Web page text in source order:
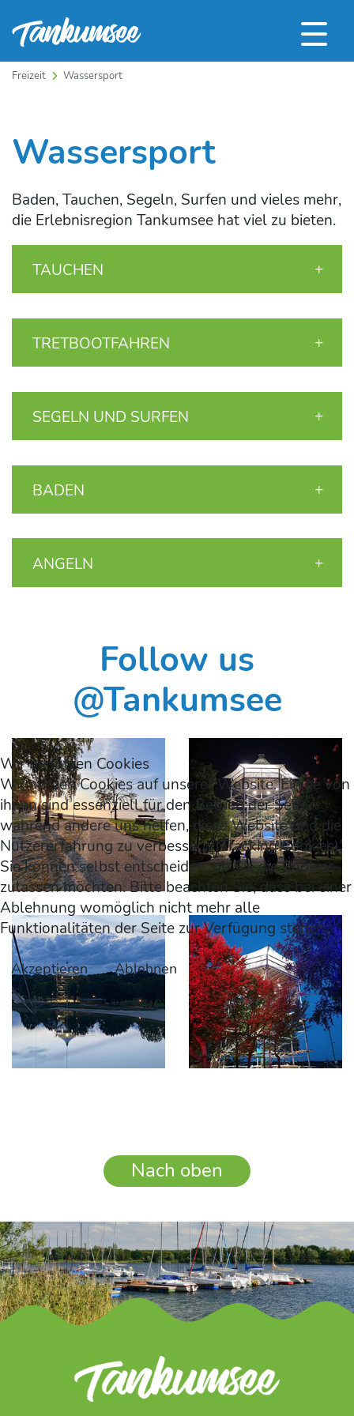
Freizeit Wassersport
Wassersport
Baden, Tauchen, Segeln, Surfen und vieles mehr,
die Erlebnisregion Tankumsee hat viel zu bieten.
TAUCHEN
TRETBOOTFAHREN
SEGELN UND SURFEN
BADEN
ANGELN
Follow us
@Tankumsee
Nach oben
Wir benutzen Cookies
Wir nutzen Cookies auf unserer Website. Einige von
ihnen sind essenziell für den Betrieb der Seite,
während andere uns helfen, diese Website und die
Nutzererfahrung zu verbessern (Tracking Cookies).
Sie können selbst entscheiden, ob Sie die Cookies
zulassen möchten. Bitte beachten Sie, dass bei einer
Ablehnung womöglich nicht mehr alle
Funktionalitäten der Seite zur Verfügung stehen.
Akzeptieren Ablehnen